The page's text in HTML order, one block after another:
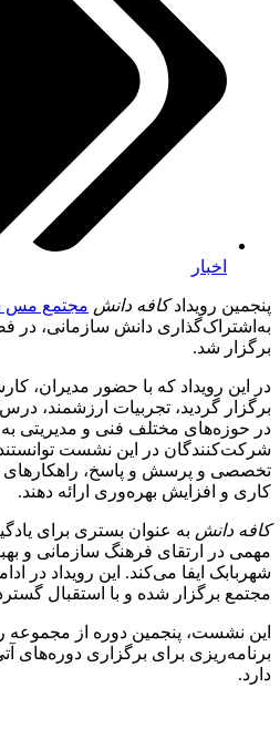
اخبار
پنجمین رویدادکافه دانش مجتمع مس
به‌اشتراک‌گذاری دانش سازمانی، در
برگزار شد.
در این رویداد که با حضور مدیران،
برگزار گردید، تجربیات ارزشمند،
در حوزه‌های مختلف فنی و مدیریتی
شرکت‌کنندگان در این نشست
تخصصی و پرسش و پاسخ، راهکارهای
کاری و افزایش بهره‌وری ارائه دهند.
کافه دانش به عنوان بستری برای
مهمی در ارتقای فرهنگ سازمانی و
شهربابک ایفا می‌کند. این رویداد در
مجتمع برگزار شده و با استقبال
این نشست، پنجمین دوره از مجموعه
برنامه‌ریزی برای برگزاری دوره‌های
دارد.